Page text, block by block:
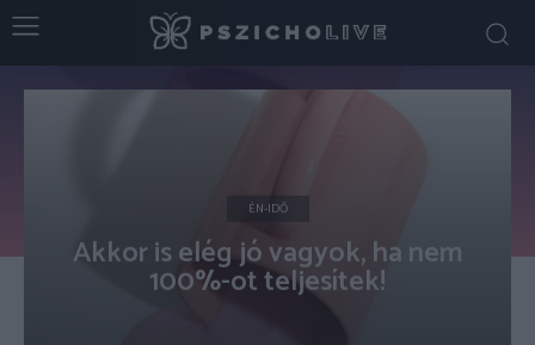
ÉN-IDŐ
Akkor is elég jó vagyok, ha nem
100%-ot teljesítek!